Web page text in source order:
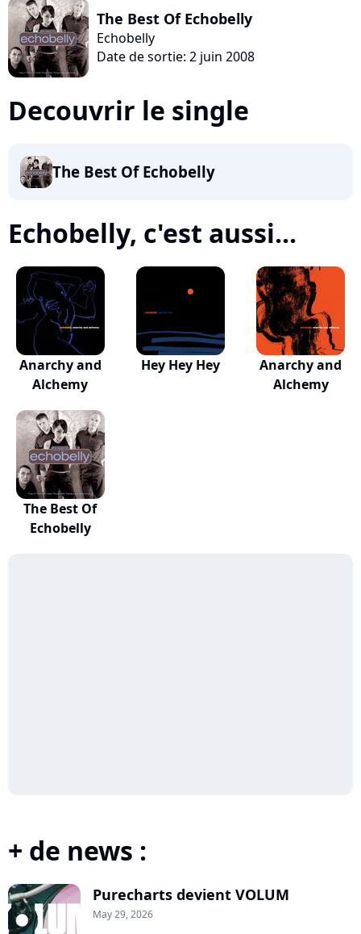
The Best Of Echobelly
Echobelly
Date de sortie: 2 juin 2008
Decouvrir le single
The Best Of Echobelly
Echobelly, c'est aussi...
Anarchy and
Alchemy
Hey Hey Hey
Anarchy and
Alchemy
The Best Of
Echobelly
+ de news :
Purecharts devient VOLUM
May 29, 2026